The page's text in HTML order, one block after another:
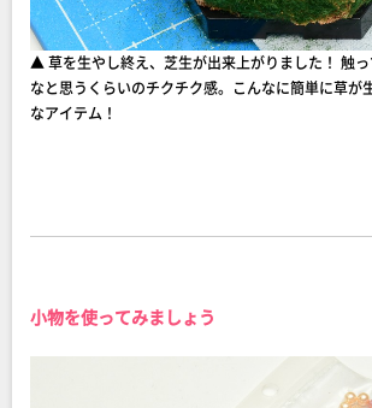
▲ 草を生やし終え、芝生が出来上がりました！ 触
なと思うくらいのチクチク感。こんなに簡単に草が
なアイテム！
小物を使ってみましょう